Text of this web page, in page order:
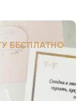
БЕСПЛАТНО